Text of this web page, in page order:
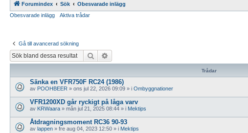
Forumindex Sök
Obesvarade inlägg
Obesvarade inlägg
Aktiva trådar
Gå till avancerad sökning
Sök
Trådar
Sänka en VFR750F RC24 (1986)
av POOHBEER » ons jul 22, 2026 09:09 » i Ombyggnationer
VFR1200XD går ryckigt på låga varv
av KRWaara » mån jul 21, 2025 08:44 » i Mektips
Åtdragningsmoment RC36 90-93
av lappen » fre aug 04, 2023 12:50 » i Mektips